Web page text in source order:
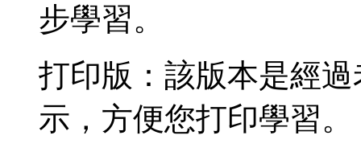
步學習。
打印版：該版本是經
示，方便您打印學習。